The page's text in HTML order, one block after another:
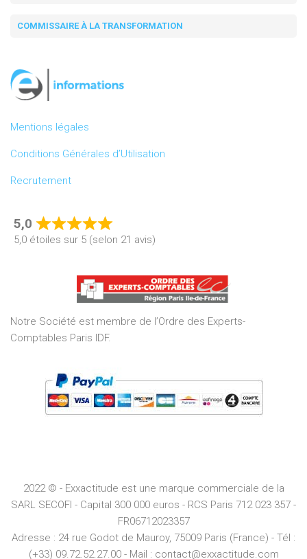
COMMISSAIRE À LA TRANSFORMATION
Mentions légales
Conditions Générales d’Utilisation
Recrutement
5,0
Rated
5,0
of
5
5,0 étoiles sur 5 (selon 21 avis)
Notre Société est membre de l’Ordre des Experts-
Comptables Paris IDF.
2022 © - Exxactitude est une marque commerciale de la
SARL SECOFI - Capital 300 000 euros - RCS Paris 712 023 357 -
FR06712023357
Adresse : 24 rue Godot de Mauroy, 75009 Paris (France) - Tél :
(+33) 09.72.52.27.00 - Mail : contact@exxactitude.com